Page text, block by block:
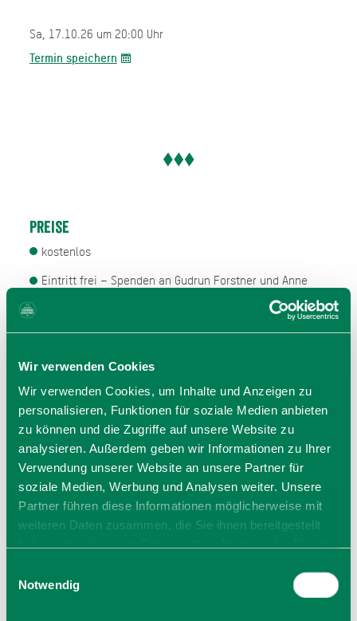
Wir verwenden Cookies
Wir verwenden Cookies, um Inhalte und Anzeigen zu
personalisieren, Funktionen für soziale Medien anbieten
zu können und die Zugriffe auf unsere Website zu
analysieren. Außerdem geben wir Informationen zu Ihrer
Verwendung unserer Website an unsere Partner für
soziale Medien, Werbung und Analysen weiter. Unsere
Partner führen diese Informationen möglicherweise mit
weiteren Daten zusammen, die Sie ihnen bereitgestellt
Cookies, wenn Sie unsere Webseite weiterhin nutzen.
Notwendig
Sa, 17.10.26 um 20:00 Uhr
Termin speichern
Preise
kostenlos
Eintritt frei – Spenden an Gudrun Forstner und Anne
Veranstalter
Pfarrweg 3
83607 Holzkirchen
Tel.: 08024 99570
zur Website
E-Mail verfassen